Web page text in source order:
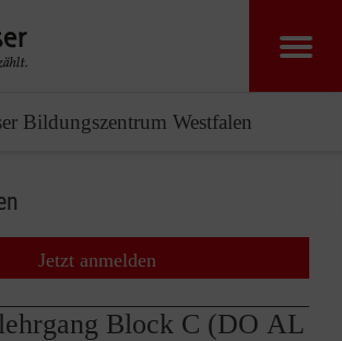
Bildungszentrum Westfalen
Jetzt anmelden
Block C (DO AL